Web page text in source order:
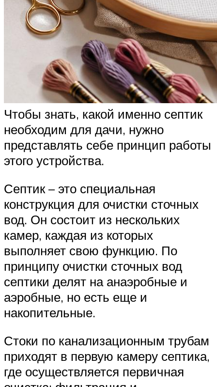
Чтобы знать, какой именно септик
необходим для дачи, нужно
представлять себе принцип работы
этого устройства.
Септик – это специальная
конструкция для очистки сточных
вод. Он состоит из нескольких
камер, каждая из которых
выполняет свою функцию. По
принципу очистки сточных вод
септики делят на анаэробные и
аэробные, но есть еще и
накопительные.
Стоки по канализационным трубам
приходят в первую камеру септика,
где осуществляется первичная